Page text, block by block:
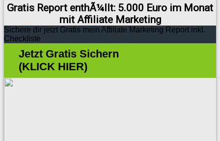
Gratis Report enthÃ¼llt: 5.000 Euro im Monat
mit Affiliate Marketing
Sichere dir jetzt Gratis mein Affiliate Marketing Report inkl.
Checkliste
Jetzt Gratis Sichern
(KLICK HIER)